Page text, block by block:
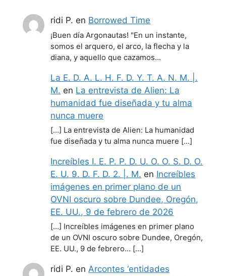
ridi P. en Borrowed Time
¡Buen día Argonautas! "En un instante,
somos el arquero, el arco, la flecha y la
diana, y aquello que cazamos…
La E. D. A. L. H. F. D. Y. T. A. N. M. |.
M. en La entrevista de Alien: La
humanidad fue diseñada y tu alma
nunca muere
[…] La entrevista de Alien: La humanidad
fue diseñada y tu alma nunca muere […]
Increíbles I. E. P. P. D. U. O. O. S. D. O.
E. U. 9. D. F. D. 2. |. M. en Increíbles
imágenes en primer plano de un
OVNI oscuro sobre Dundee, Oregón,
EE. UU., 9 de febrero de 2026
[…] Increíbles imágenes en primer plano
de un OVNI oscuro sobre Dundee, Oregón,
EE. UU., 9 de febrero… […]
ridi P. enArcontes ‘entidades